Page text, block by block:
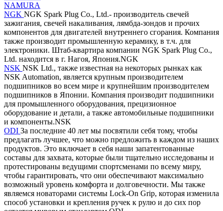
NAMURA
NGK NGK Spark Plug Co., Ltd.- производитель свечей
зажигания, свечей накаливания, лямбда-зондов и прочих
компонентов для двигателей внутреннего сгорания. Компания
также производит промышленную керамику, в т.ч. для
электроники. Штаб-квартира компании NGK Spark Plug Co.,
Ltd. находится в г. Нагоя, Япония.NGK
NSK NSK Ltd., также известная на некоторых рынках как
NSK Automation, является крупным производителем
подшипников во всем мире и крупнейшим производителем
подшипников в Японии. Компания производит подшипники
для промышленного оборудования, прецизионное
оборудование и детали, а также автомобильные подшипники
и компоненты.NSK
ODI За последние 40 лет мы посвятили себя тому, чтобы
предлагать лучшее, что можно предложить в каждом из наших
продуктов. Это включает в себя наши запатентованные
составы для захвата, которые были тщательно исследованы и
протестированы ведущими спортсменами по всему миру,
чтобы гарантировать, что они обеспечивают максимально
возможный уровень комфорта и долговечности. Мы также
являемся новаторами системы Lock-On Grip, которая изменила
способ установки и крепления ручек к рулю и до сих пор